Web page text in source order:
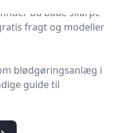
du både skarpe
fragt og modeller
blødgøringsanlæg i
guide til